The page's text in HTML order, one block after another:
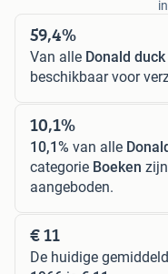
59,4%
Van alle Donald
beschikbaar voor
10,1%
10,1% van alle
categorie Boeken
aangeboden.
€ 11
De huidige